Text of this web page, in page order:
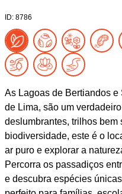
ID: 8786
As Lagoas de Bertiandos e
de Lima, são um
deslumbrantes, trilhos bem
biodiversidade, este é o
ar puro e explorar a
Percorra os passadiços
e descubra espécies